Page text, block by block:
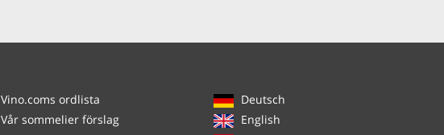
Vino.coms ordlista
Vår sommelier förslag
Deutsch
English